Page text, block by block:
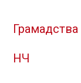
Грамадства
НЧ